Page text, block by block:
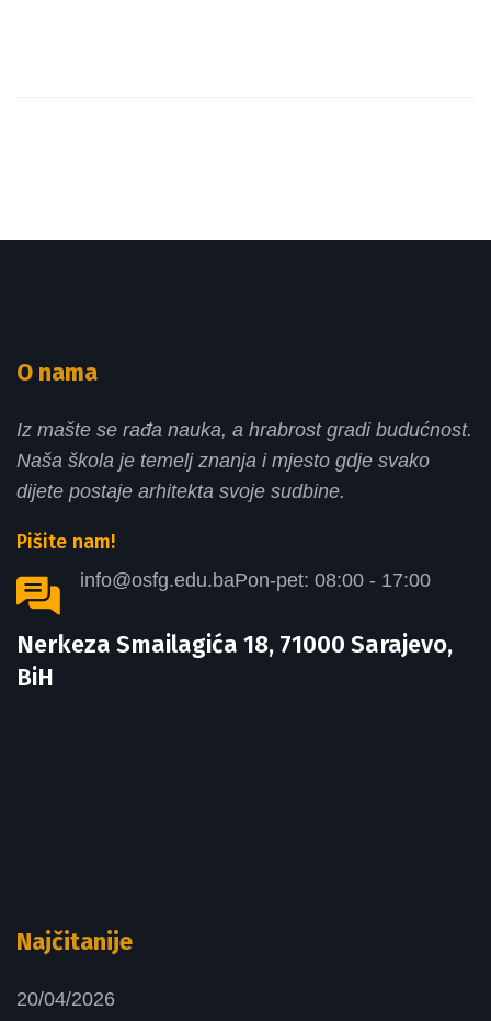
O nama
Iz mašte se rađa nauka, a hrabrost gradi budućnost.
Naša škola je temelj znanja i mjesto gdje svako
dijete postaje arhitekta svoje sudbine.
Pišite nam!
info@osfg.edu.baPon-pet: 08:00 - 17:00
Nerkeza Smailagića 18, 71000 Sarajevo,
BiH
Najčitanije
20/04/2026